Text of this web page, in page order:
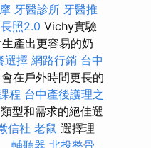
牙醫診所 牙醫推
長照2.0 Vichy實驗
產出更容易的奶
選擇 網路行銷 台中
在戶外時間更長的
程 台中產後護理之
型和需求的絕佳選
信社 老鼠 選擇理
輔聽器 北投整骨